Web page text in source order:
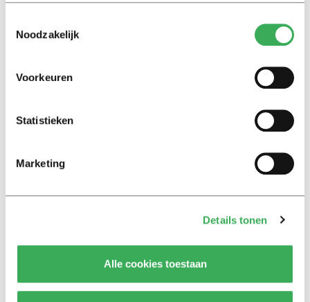
Noodzakelijk
Voorkeuren
Statistieken
Marketing
Details tonen
Alle cookies toestaan
En zo plotseling als het begon was het voorbij. Weg
busspionnen om me heen te zien was ik niet de enige
die mee aan het luisteren was.
Lees ook
bedreigingen en desinformatie: